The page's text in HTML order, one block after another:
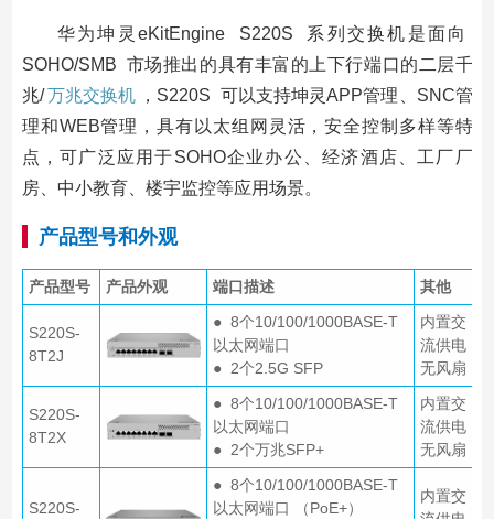
华为坤灵eKitEngine S220S 系列交换机是面向
SOHO/SMB 市场推出的具有丰富的上下行端口的二层千
兆/万兆交换机 ，S220S 可以支持坤灵APP管理、SNC管
理和WEB管理，具有以太组网灵活，安全控制多样等特
点，可广泛应用于SOHO企业办公、经济酒店、工厂厂
房、中小教育、楼宇监控等应用场景。
产品型号和外观
产品型号 产品外观 端口描述 其他
S220S-
8T2J
● 8个10/100/1000BASE-T
以太网端口
● 2个2.5G SFP
内置交
流供电
无风扇
S220S-
8T2X
● 8个10/100/1000BASE-T
以太网端口
● 2个万兆SFP+
内置交
流供电
无风扇
S220S-
● 8个10/100/1000BASE-T
以太网端口 （PoE+）
内置交